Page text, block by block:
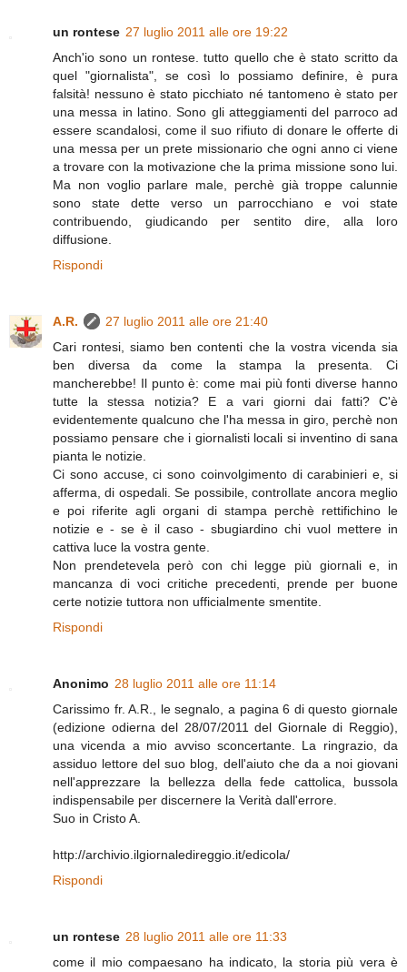
un rontese 27 luglio 2011 alle ore 19:22
Anch'io sono un rontese. tutto quello che è stato scritto da
quel "giornalista", se così lo possiamo definire, è pura
falsità! nessuno è stato picchiato né tantomeno è stato per
una messa in latino. Sono gli atteggiamenti del parroco ad
essere scandalosi, come il suo rifiuto di donare le offerte di
una messa per un prete missionario che ogni anno ci viene
a trovare con la motivazione che la prima missione sono lui.
Ma non voglio parlare male, perchè già troppe calunnie
sono state dette verso un parrocchiano e voi state
contribuendo, giudicando per sentito dire, alla loro
diffusione.
Rispondi
A.R.
27 luglio 2011 alle ore 21:40
Cari rontesi, siamo ben contenti che la vostra vicenda sia
ben diversa da come la stampa la presenta. Ci
mancherebbe! Il punto è: come mai più fonti diverse hanno
tutte la stessa notizia? E a vari giorni dai fatti? C'è
evidentemente qualcuno che l'ha messa in giro, perchè non
possiamo pensare che i giornalisti locali si inventino di sana
pianta le notizie.
Ci sono accuse, ci sono coinvolgimento di carabinieri e, si
afferma, di ospedali. Se possibile, controllate ancora meglio
e poi riferite agli organi di stampa perchè rettifichino le
notizie e - se è il caso - sbugiardino chi vuol mettere in
cattiva luce la vostra gente.
Non prendetevela però con chi legge più giornali e, in
mancanza di voci critiche precedenti, prende per buone
certe notizie tuttora non ufficialmente smentite.
Rispondi
Anonimo 28 luglio 2011 alle ore 11:14
Carissimo fr. A.R., le segnalo, a pagina 6 di questo giornale
(edizione odierna del 28/07/2011 del Giornale di Reggio),
una vicenda a mio avviso sconcertante. La ringrazio, da
assiduo lettore del suo blog, dell'aiuto che da a noi giovani
nell'apprezzare la bellezza della fede cattolica, bussola
indispensabile per discernere la Verità dall'errore.
Suo in Cristo A.
http://archivio.ilgiornaledireggio.it/edicola/
Rispondi
un rontese 28 luglio 2011 alle ore 11:33
come il mio compaesano ha indicato, la storia più vera è